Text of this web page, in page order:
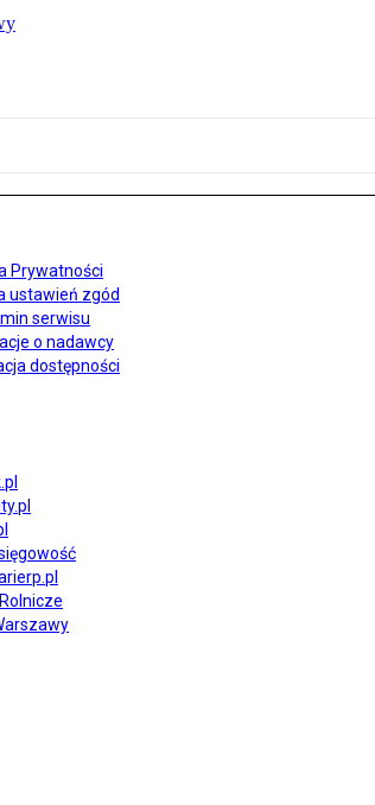
Prywatności
ustawień zgód
serwisu
o nadawcy
dostępności